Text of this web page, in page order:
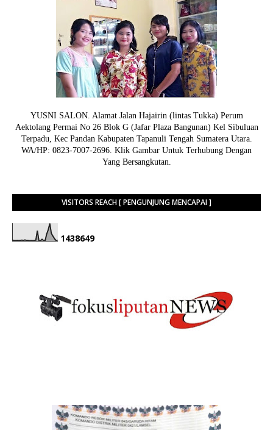
YUSNI SALON. Alamat Jalan Hajairin (lintas Tukka) Perum
Aektolang Permai No 26 Blok G (Jafar Plaza Bangunan) Kel Sibuluan
Terpadu, Kec Pandan Kabupaten Tapanuli Tengah Sumatera Utara.
WA/HP: 0823-7007-2696. Klik Gambar Untuk Terhubung Dengan
Yang Bersangkutan.
VISITORS REACH [ PENGUNJUNG MENCAPAI ]
1438649